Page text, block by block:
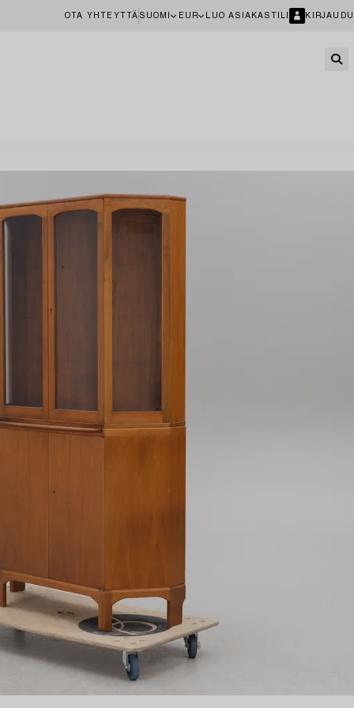
OTA YHTEYTTÄ SUOMI EUR LUO ASIAKASTILI KIRJAUDU